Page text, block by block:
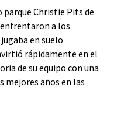
Christie Pits de
a los
en suelo
rápidamente en el
de su equipo con una
mejores años en las